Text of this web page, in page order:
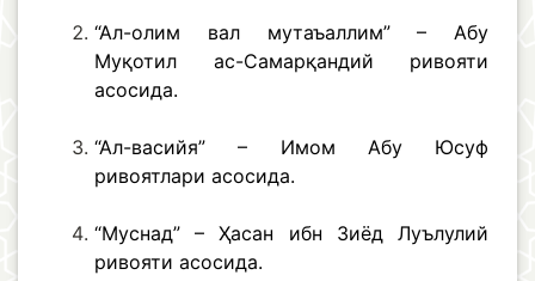
“Ал-олим вал мутаъаллим” – Абу
Муқотил ас-Самарқандий ривояти
асосида.
“Ал-васийя” – Имом Абу Юсуф
ривоятлари асосида.
“Муснад” – Ҳасан ибн Зиёд Луълулий
ривояти асосида.